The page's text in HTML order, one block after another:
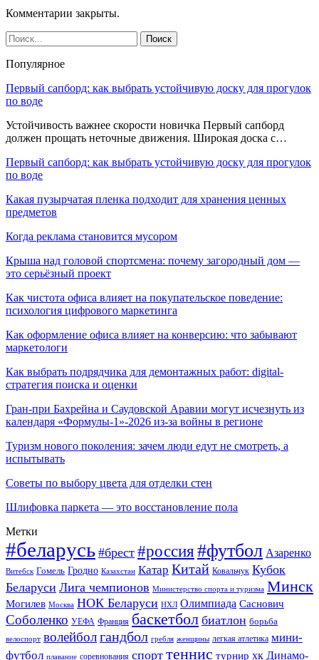
Комментарии закрыты.
Популярное
Первый сапборд: как выбрать устойчивую доску для прогулок
по воде
Устойчивость важнее скорости новичка Первый сапборд
должен прощать неточные движения. Широкая доска с…
Первый сапборд: как выбрать устойчивую доску для прогулок
по воде
Какая пузырчатая пленка подходит для хранения ценных
предметов
Когда реклама становится мусором
Крыша над головой спортсмена: почему загородный дом —
это серьёзный проект
Как чистота офиса влияет на покупательское поведение:
психология цифрового маркетинга
Как оформление офиса влияет на конверсию: что забывают
маркетологи
Как выбрать подрядчика для демонтажных работ: digital-
стратегия поиска и оценки
Гран-при Бахрейна и Саудовской Аравии могут исчезнуть из
календаря «Формулы-1»-2026 из-за войны в регионе
Туризм нового поколения: зачем люди едут не смотреть, а
испытывать
Советы по выбору цвета для отделки стен
Шлифовка паркета — это восстановление пола
Метки
#беларусь #брест #россия#футбол Азаренко
Витебск Гомель Гродно Казахстан Катар Китай Ковальчук Кубок
Беларуси Лига чемпионов Министерство спорта и туризма Минск
Могилев Москва НОК Беларуси НХЛ Олимпиада Саснович
Соболенко УЕФА Франция баскетбол биатлон борьба
велоспорт волейболгандбол гребля женщины легкая атлетика мини-
футбол плавание соревнования спорт теннис турнир хк Динамо-